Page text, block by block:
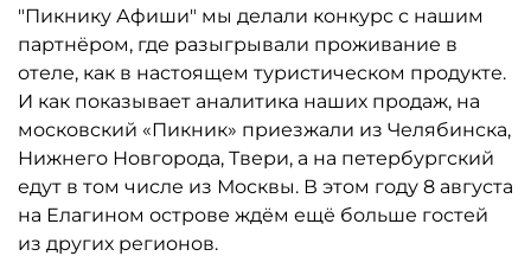
"Пикнику Афиши" мы делали конкурс с нашим
партнёром, где разыгрывали проживание в
отеле, как в настоящем туристическом продукте.
И как показывает аналитика наших продаж, на
московский «Пикник» приезжали из Челябинска,
Нижнего Новгорода, Твери, а на петербургский
едут в том числе из Москвы. В этом году 8 августа
на Елагином острове ждём ещё больше гостей
из других регионов.